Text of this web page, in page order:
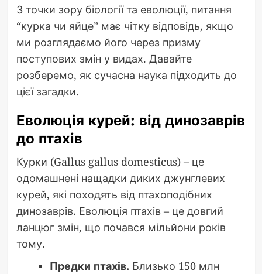
З точки зору біології та еволюції, питання
“курка чи яйце” має чітку відповідь, якщо
ми розглядаємо його через призму
поступових змін у видах. Давайте
розберемо, як сучасна наука підходить до
цієї загадки.
Еволюція курей: від динозаврів
до птахів
Курки (Gallus gallus domesticus) – це
одомашнені нащадки диких джунглевих
курей, які походять від птахоподібних
динозаврів. Еволюція птахів – це довгий
ланцюг змін, що почався мільйони років
тому.
Предки птахів. Близько 150 млн